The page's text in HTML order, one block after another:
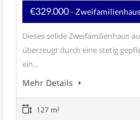
€329.000- Zweifamilienhaus
Dieses solide Zweifamilienhaus
überzeugt durch eine stetig
ein...
Mehr Details
127 m²